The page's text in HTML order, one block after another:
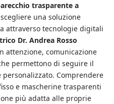
trasparente a
una soluzione
attraverso tecnologie digitali
Dr. Andrea Rosso
attenzione, comunicazione
permettono di seguire il
Comprendere
e mascherine trasparenti
più adatta alle proprie